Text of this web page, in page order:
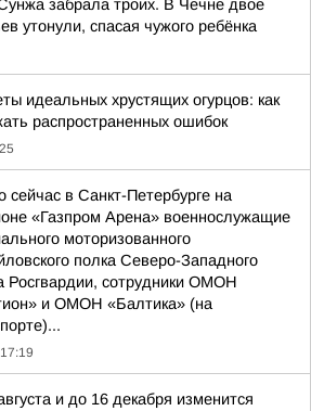
забрала троих. В Чечне двое
утонули, спасая чужого ребёнка
идеальных хрустящих огурцов: как
распространенных ошибок
сейчас в Санкт-Петербурге на
«Газпром Арена» военнослужащие
моторизованного
полка Северо-Западного
Росгвардии, сотрудники ОМОН
и ОМОН «Балтика» (на
17:19
и до 16 декабря изменится